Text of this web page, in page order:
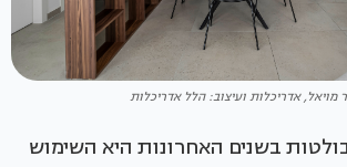
מויאל, אדריכלות ועיצוב: הלל אדריכלות
בשנים האחרונות היא השימוש